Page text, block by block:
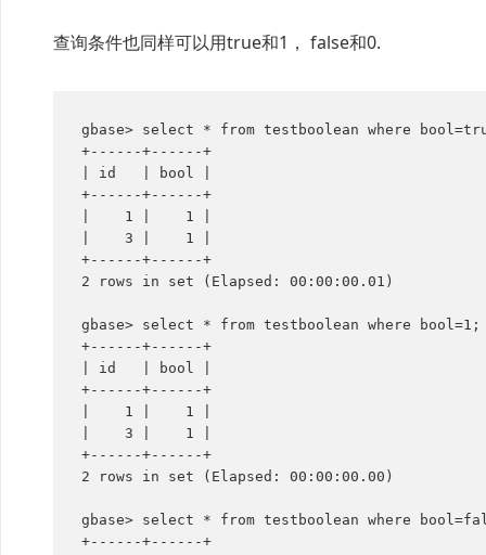
查询条件也同样可以用true和1， false和0.
gbase> select * from testboolean where
+------+------+
| id   | bool |
+------+------+
|    1 |    1 |
|    3 |    1 |
+------+------+
2 rows in set (Elapsed: 00:00:00.01)
gbase> select * from testboolean where bool=1;
+------+------+
| id   | bool |
+------+------+
|    1 |    1 |
|    3 |    1 |
+------+------+
2 rows in set (Elapsed: 00:00:00.00)
gbase> select * from testboolean where
+------+------+